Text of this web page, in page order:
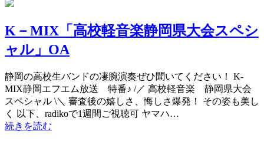
K－MIX「高校軽音楽静岡県大会スペシ
ャル」OA
静岡の高校生バンドの凄腕演奏ぜひ聞いてください！ K-
MIX静岡エフエム放送 特番♪ /／ 高校軽音楽 静岡県大会
スペシャル \＼ 審査後の嬉しさ、悔しさ爆発！ その姿も美し
く 以下、radikoで1週間ご視聴可 ヤマハ…
続きを読む